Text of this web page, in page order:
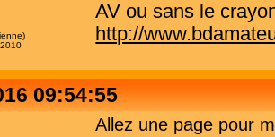
AV ou sans le
http://
09:54:55
Allez une page pour